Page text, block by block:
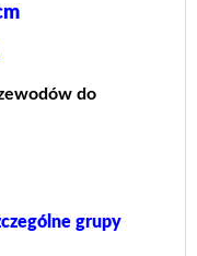
do
grupy